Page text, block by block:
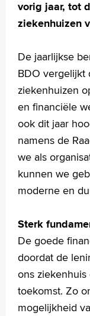
English
Polski
Arabisch
vorig jaar, tot
ziekenhuizen
De jaarlijkse
BDO vergelijkt
ziekenhuizen
en financiële
ook dit jaar
namens de
we als
kunnen we
moderne en
Sterk
De goede
doordat de
ons
toekomst. Zo
mogelijkheid